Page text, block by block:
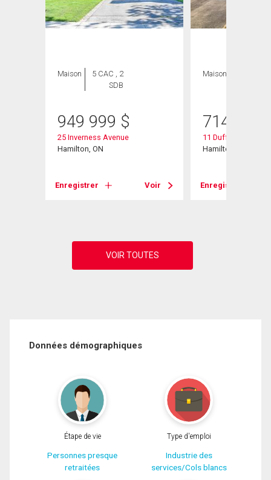
Maison
5 CAC , 2
SDB
949 999 $
25 Inverness Avenue
Hamilton, ON
Enregistrer Voir
Maison
714 900
11 Duff Street
Hamilton, ON
Enregistrer
Données démographiques
Étape de vie
Personnes presque
retraitées
Type d'emploi
Industrie des
services/Cols blancs